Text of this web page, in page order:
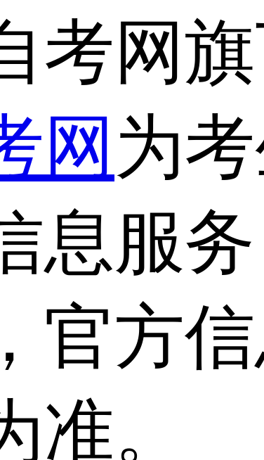
考网旗
网 为
息服
官方
准。